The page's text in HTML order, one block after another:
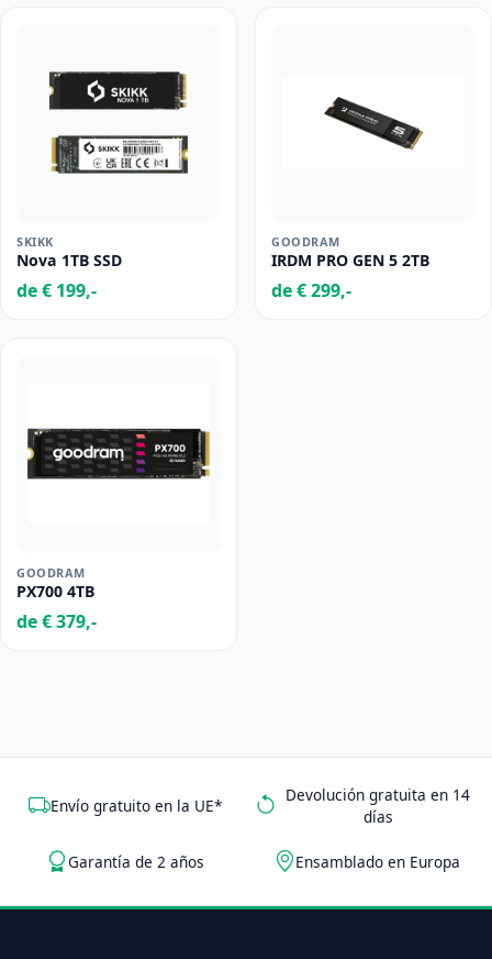
SKIKK
Nova 1TB SSD
de € 199,-
GOODRAM
IRDM PRO GEN 5 2TB
de € 299,-
GOODRAM
PX700 4TB
de € 379,-
Envío gratuito en la UE*
Devolución gratuita en 14
días
Garantía de 2 años Ensamblado en Europa